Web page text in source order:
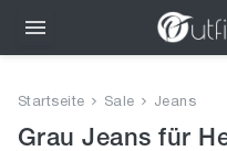
Bekleidung
Startseite Sale Jeans
Grau Jeans für